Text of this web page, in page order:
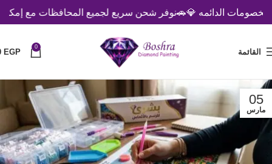
🚗نوفر شحن سريع لجميع المحافظات مع إمكانيةالدائمه 💎
القائمة
0
EGP
05
مارس